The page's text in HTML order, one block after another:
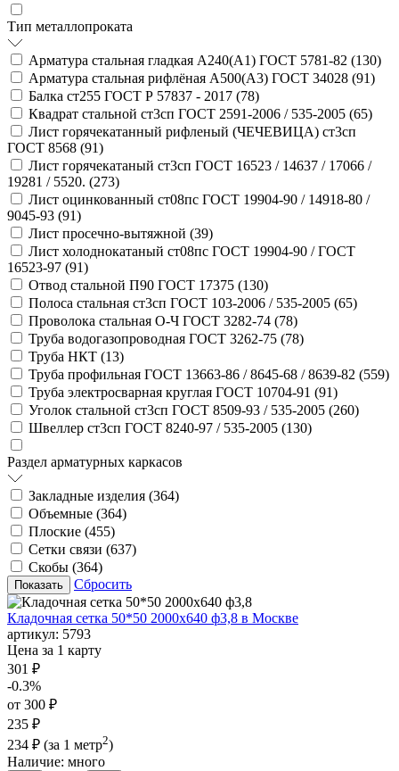
Тип металлопроката
Арматура стальная гладкая А240(А1) ГОСТ 5781-82 (130)
Арматура стальная рифлёная А500(А3) ГОСТ 34028 (91)
Балка ст255 ГОСТ Р 57837 - 2017 (78)
Квадрат стальной ст3сп ГОСТ 2591-2006 / 535-2005 (65)
Лист горячекатанный рифленый (ЧЕЧЕВИЦА) ст3сп
ГОСТ 8568 (91)
Лист горячекатаный ст3сп ГОСТ 16523 / 14637 / 17066 /
19281 / 5520. (273)
Лист оцинкованный ст08пс ГОСТ 19904-90 / 14918-80 /
9045-93 (91)
Лист просечно-вытяжной (39)
Лист холоднокатаный ст08пс ГОСТ 19904-90 / ГОСТ
16523-97 (91)
Отвод стальной П90 ГОСТ 17375 (130)
Полоса стальная ст3сп ГОСТ 103-2006 / 535-2005 (65)
Проволока стальная О-Ч ГОСТ 3282-74 (78)
Труба водогазопроводная ГОСТ 3262-75 (78)
Труба НКТ (13)
Труба профильная ГОСТ 13663-86 / 8645-68 / 8639-82 (559)
Труба электросварная круглая ГОСТ 10704-91 (91)
Уголок стальной ст3сп ГОСТ 8509-93 / 535-2005 (260)
Швеллер ст3сп ГОСТ 8240-97 / 535-2005 (130)
Раздел арматурных каркасов
Закладные изделия (364)
Объемные (364)
Плоские (455)
Сетки связи (637)
Скобы (364)
Сбросить
Кладочная сетка 50*50 2000х640 ф3,8 в Москве
артикул: 5793
Цена за 1 карту
301 ₽
-0.3%
от 300 ₽
235 ₽
234 ₽ (за 1 метр2)
Наличие: много